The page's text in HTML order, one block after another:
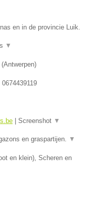
en in de provincie Luik.
▼
(Antwerpen)
0674439119
Screenshot ▼
en graspartijen. ▼
en klein), Scheren en